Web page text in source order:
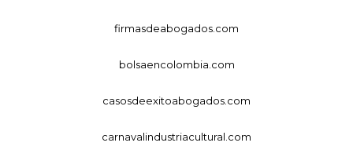
firmasdeabogados.com
bolsaencolombia.com
casosdeexitoabogados.com
carnavalindustriacultural.com